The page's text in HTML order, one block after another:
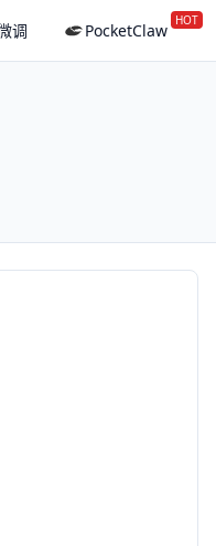
调 PocketClaw HOT